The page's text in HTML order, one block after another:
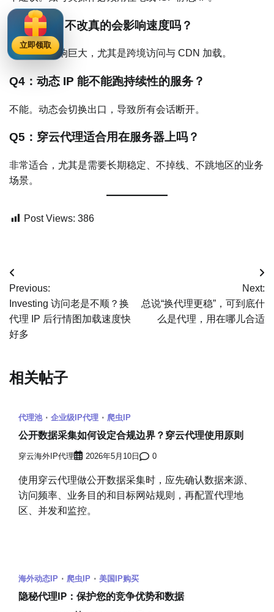
Q3：DNS 不改真的会影响速度吗？
会，而且影响巨大，尤其是跨境访问与 CDN 加载。
Q4：动态 IP 能不能跑持续性的服务？
不能。动态会切换出口，导致所有会话断开。
Q5：穿云代理适合用在服务器上吗？
非常适合，尤其是需要长期稳定、不掉线、不跳地区的业务
场景。
Post Views: 386
文
章
导
Previous:
Investing 访问老是不顺？换
代理 IP 后行情图加载速度快
好多
Next:
总说“换代理更稳”，可到底什
么是代理，用在哪儿合适
相关帖子
代理池 企业级IP代理 爬虫IP
公开数据采集如何设定合规边界？穿云代理使用原则
穿云海外IP代理 2026年5月10日 0
使用穿云代理做公开数据采集时，应先确认数据来源、
访问频率、业务目的和目标网站规则，再配置代理地
区、并发和监控。
海外动态IP 爬虫IP 美国IP购买
隐秘代理IP：保护您的竞争优势和数据
立即领取